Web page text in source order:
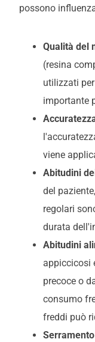
possono
Qualità del
(resina
utilizzati
importante
viene
Abitudini
del
regolari
durata
Abitudini
appiccicosi
precoce o
consumo
freddi può